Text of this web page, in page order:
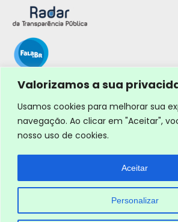
Valorizamos a sua
Usamos cookies para melhorar sua
navegação. Ao clicar em "Aceitar",
nosso uso de cookies.
Personalizar
Aceitar